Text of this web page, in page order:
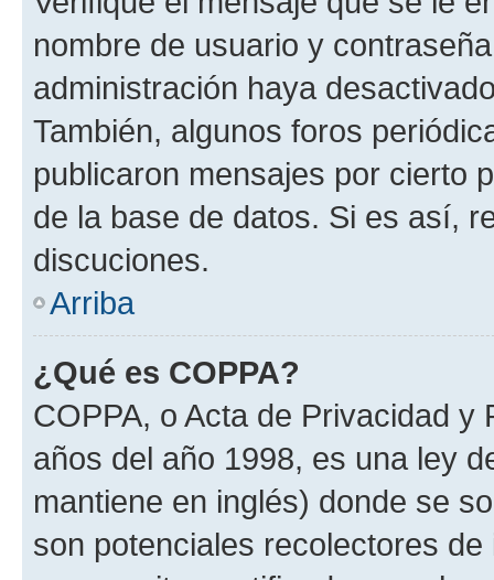
nombre de usuario y
administración haya
También, algunos foros
publicaron mensajes por cierto
de la base de datos. Si es así,
discuciones.
Arriba
¿Qué es COPPA?
COPPA, o Acta de Privacidad
años del año 1998, es una ley
mantiene en inglés) donde se
son potenciales recolectores